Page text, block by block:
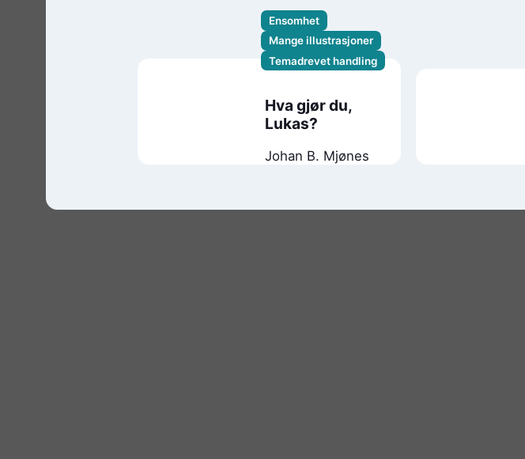
Farstad Bjerkek
Mina
Adampour
Ensomhet
Mange illustrasjoner
Temadrevet handling
Hva gjør du,
Lukas?
Johan B. Mjønes